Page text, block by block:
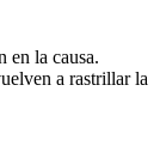
en la causa.
a rastrillar la